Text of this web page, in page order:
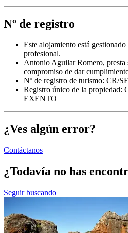
Nº de registro
Este alojamiento está
profesional.
Antonio Aguilar Romero, presta
compromiso de dar
Nº de registro de turismo: CR/
Registro único de la propiedad:
EXENTO
¿Ves algún error?
Contáctanos
¿Todavía no has
Seguir buscando